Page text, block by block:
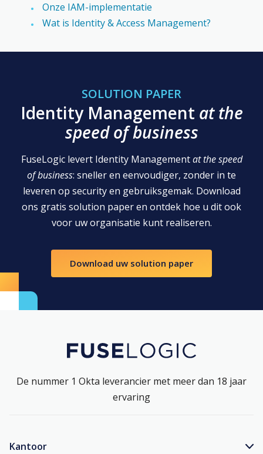
Onze IAM-implementatie
Wat is Identity & Access Management?
SOLUTION PAPER
Identity Management at the
speed of business
FuseLogic levert Identity Managementat the speed
of business: sneller en eenvoudiger, zonder in te
leveren op security en gebruiksgemak. Download
ons gratis solution paper en ontdek hoe u dit ook
voor uw organisatie kunt realiseren.
Download uw solution paper
De nummer 1 Okta leverancier met meer dan 18 jaar
ervaring
Kantoor